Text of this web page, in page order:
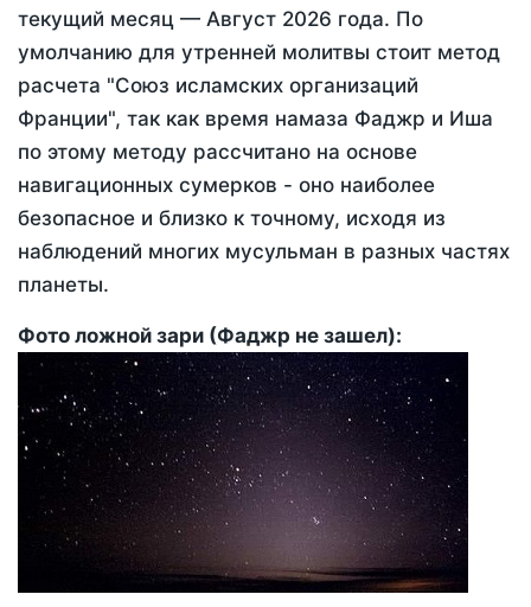
текущий месяц — Август 2026 года. По
умолчанию для утренней молитвы стоит метод
расчета "Союз исламских организаций
Франции", так как время намаза Фаджр и Иша
по этому методу рассчитано на основе
навигационных сумерков - оно наиболее
безопасное и близко к точному, исходя из
наблюдений многих мусульман в разных частях
планеты.
Фото ложной зари (Фаджр не зашел):